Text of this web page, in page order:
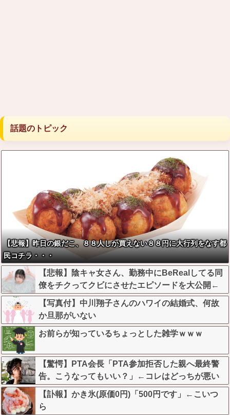
話題のトピック
【悲報】昨日の銀だこ、８８人しか買えない８８円に大行列をなす都
民コチラ・・・
【悲報】陰キャ女さん、勤務中にBeRealしてる同
僚をチクってクビにさせたエピソードを大公開←
これガチだと思う？？？？？
【写真付】中川翔子さんのハワイの結婚式、何故
か旦那がいない
お前らが知っているちょっとした雑学ｗｗｗ
【驚愕】PTA会長「PTA参加拒否した親へ最終警
告。こうなってもいい？」←コレはどっちが悪い
のか？大論争が巻き起こってしまう…
【訃報】かき氷(原価0円)「500円です」←こいつ
ら